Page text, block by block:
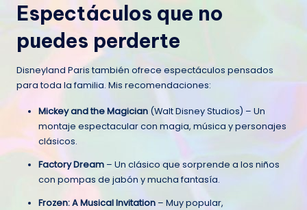
Espectáculos que no
puedes perderte
Disneyland Paris también ofrece espectáculos pensados
para toda la familia. Mis recomendaciones:
Mickey and the Magician (Walt Disney Studios) – Un
montaje espectacular con magia, música y personajes
clásicos.
Factory Dream – Un clásico que sorprende a los niños
con pompas de jabón y mucha fantasía.
Frozen: A Musical Invitation – Muy popular,